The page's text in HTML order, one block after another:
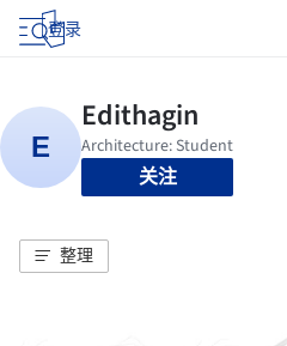
登录
关注
整理